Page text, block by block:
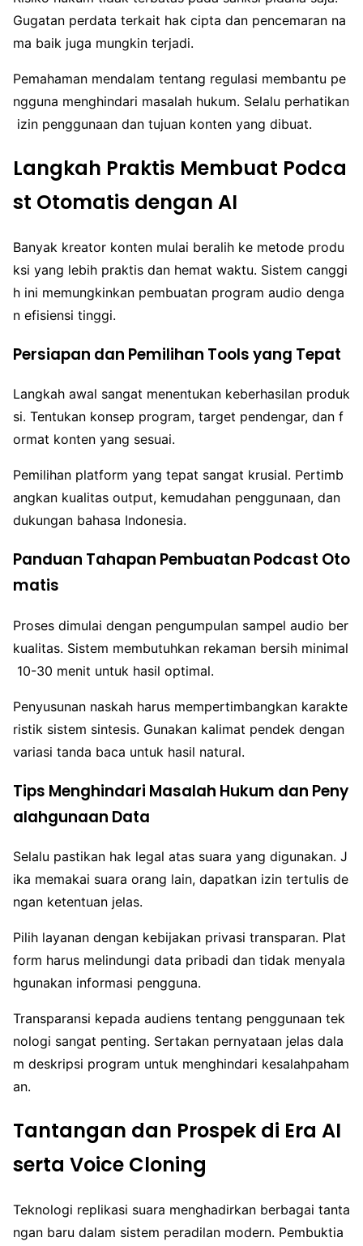
Gugatan perdata terkait hak cipta dan pencemaran na
ma baik juga mungkin terjadi.
Pemahaman mendalam tentang regulasi membantu pe
ngguna menghindari masalah hukum. Selalu perhatikan
izin penggunaan dan tujuan konten yang dibuat.
Langkah Praktis Membuat Podca
st Otomatis dengan AI
Banyak kreator konten mulai beralih ke metode produ
ksi yang lebih praktis dan hemat waktu. Sistem canggi
h ini memungkinkan pembuatan program audio denga
n efisiensi tinggi.
Persiapan dan Pemilihan Tools yang Tepat
Langkah awal sangat menentukan keberhasilan produk
si. Tentukan konsep program, target pendengar, dan f
ormat konten yang sesuai.
Pemilihan platform yang tepat sangat krusial. Pertimb
angkan kualitas output, kemudahan penggunaan, dan
dukungan bahasa Indonesia.
Panduan Tahapan Pembuatan Podcast Oto
matis
Proses dimulai dengan pengumpulan sampel audio ber
kualitas. Sistem membutuhkan rekaman bersih minimal
10-30 menit untuk hasil optimal.
Penyusunan naskah harus mempertimbangkan karakte
ristik sistem sintesis. Gunakan kalimat pendek dengan
variasi tanda baca untuk hasil natural.
Tips Menghindari Masalah Hukum dan Peny
alahgunaan Data
Selalu pastikan hak legal atas suara yang digunakan. J
ika memakai suara orang lain, dapatkan izin tertulis de
ngan ketentuan jelas.
Pilih layanan dengan kebijakan privasi transparan. Plat
form harus melindungi data pribadi dan tidak menyala
hgunakan informasi pengguna.
Transparansi kepada audiens tentang penggunaan tek
nologi sangat penting. Sertakan pernyataan jelas dala
m deskripsi program untuk menghindari kesalahpaham
an.
Tantangan dan Prospek di Era AI
serta Voice Cloning
Teknologi replikasi suara menghadirkan berbagai tanta
ngan baru dalam sistem peradilan modern. Pembuktia